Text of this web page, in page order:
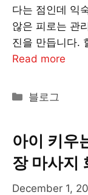
다는 점인데 익
않은 피로는 관
진을 만듭니다.
Read more
Categories
블로그
아이 키우
장 마사지
December 1,